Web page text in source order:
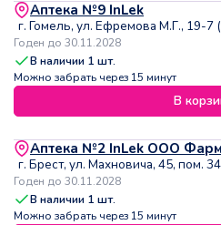
Аптека №9 InLek
г. Гомель, ул. Ефремова М.Г., 19-7
Годен до 30.11.2028
В наличии 1 шт.
Можно забрать через 15 минут
В
Аптека №2 InLek ООО
г. Брест, ул. Махновича, 45, пом. 34
Годен до 30.11.2028
В наличии 1 шт.
Можно забрать через 15 минут